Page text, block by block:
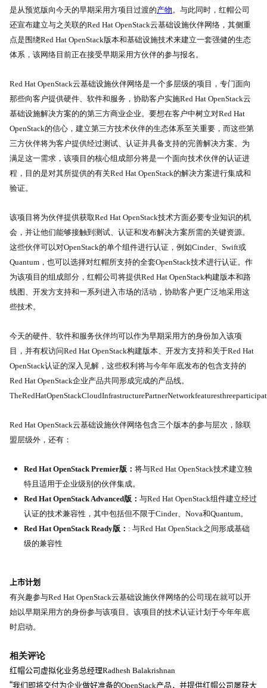
是从预览版向今天的早期采用方项目过渡的产物。与此同时，红帽公司
还宣布建立与之关联的Red Hat OpenStack云基础设施伙伴网络，其侧重
点是围绕Red Hat OpenStack版本和基础设施技术来建立一套强健的生态
体系，该网络目前正在接受早期采用方伙伴的参与报名。
Red Hat OpenStack云基础设施伙伴网络是一个多层级的项目，专门面向
那些向客户提供硬件、软件和服务，协助客户实施Red Hat OpenStack云
基础设施解决方案的的第三方商业企业。要想在客户中树立对Red Hat
OpenStack的信心，建立第三方技术伙伴的生态体系至关重要，而这些第
三方伙伴将为客户提供经过测试、认证并具备支持的完善解决方案。为
满足这一需求，该项目的核心组成部分将是一个面向技术伙伴的认证进
程，目的是对其所提供的有关Red Hat OpenStack的解决方案进行集成和
验证。
该项目将为伙伴提供获取Red Hat OpenStack技术方面必要专业知识的机
会，并让他们能够接触到测试、认证和发布解决方案所需的关键资源。
这些伙伴可以对OpenStack的单个组件进行认证，例如Cinder、 Swift或
Quantum ，也可以选择对红帽所支持的全套OpenStack技术进行认证。作
为该项目的组成部分，红帽公司将提供Red Hat OpenStack构建版本和路
线图、开发方支持和一系列进入市场的活动，协助客户更广泛地采用这
些技术。
今天的硬件、软件和服务伙伴均可以作为早期采用方的身份加入该项
目，并有权访问Red Hat OpenStack构建版本、开发方支持和关于Red Hat
OpenStack认证的深入见解，这些权利将与今年年底发布的包含支持的
Red Hat OpenStack企业产品共同形成完成的产品线。
TheRedHatOpenStackCloudInfrastructurePartnerNetworkfeaturesthree
Red Hat OpenStack云基础设施伙伴网络包含三个版本的参与层次，除联
盟层级外，还有：
Red Hat OpenStack Premier版： 将与Red Hat OpenStack技术建立独
特且适用于企业级别的伙伴集成。
Red Hat OpenStack Advanced版： 与Red Hat OpenStack组件建立经过
认证的技术兼容性，其中包括但不限于Cinder、 Nova和Quantum。
Red Hat OpenStack Ready版： : 与Red Hat OpenStack之间形成基础
级的兼容性
上市计划
有兴趣参与Red Hat OpenStack云基础设施伙伴网络的公司现在就可以开
始以早期采用方的身份参与该项目。该项目的技术认证计划于今年年底
时启动。
相关评论
红帽公司虚拟化业务总经理Radhesh Balakrishnan
“我们即将交付为企业做好准备的OpenStack产品，并提供红帽公司屡获大